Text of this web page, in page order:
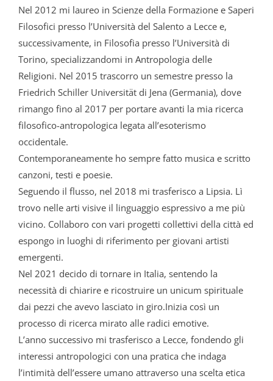
Nel 2012 mi laureo in Scienze della Formazione e Saperi
Filosofici presso l’Università del Salento a Lecce e,
successivamente, in Filosofia presso l’Università di
Torino, specializzandomi in Antropologia delle
Religioni. Nel 2015 trascorro un semestre presso la
Friedrich Schiller Universität di Jena (Germania), dove
rimango fino al 2017 per portare avanti la mia ricerca
filosofico-antropologica legata all’esoterismo
occidentale.
Contemporaneamente ho sempre fatto musica e scritto
canzoni, testi e poesie.
Seguendo il flusso, nel 2018 mi trasferisco a Lipsia. Lì
trovo nelle arti visive il linguaggio espressivo a me più
vicino. Collaboro con vari progetti collettivi della città ed
espongo in luoghi di riferimento per giovani artisti
emergenti.
Nel 2021 decido di tornare in Italia, sentendo la
necessità di chiarire e ricostruire un unicum spirituale
dai pezzi che avevo lasciato in giro.Inizia così un
processo di ricerca mirato alle radici emotive.
L’anno successivo mi trasferisco a Lecce, fondendo gli
interessi antropologici con una pratica che indaga
l’intimità dell’essere umano attraverso una scelta etica